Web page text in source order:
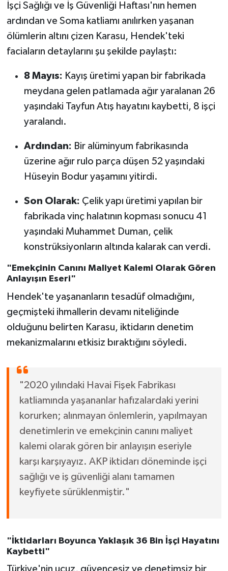
İşçi Sağlığı ve İş Güvenliği Haftası'nın hemen
ardından ve Soma katliamı anılırken yaşanan
ölümlerin altını çizen Karasu, Hendek'teki
faciaların detaylarını şu şekilde paylaştı:
8 Mayıs: Kayış üretimi yapan bir fabrikada
meydana gelen patlamada ağır yaralanan 26
yaşındaki Tayfun Atış hayatını kaybetti, 8 işçi
yaralandı.
Ardından: Bir alüminyum fabrikasında
üzerine ağır rulo parça düşen 52 yaşındaki
Hüseyin Bodur yaşamını yitirdi.
Son Olarak: Çelik yapı üretimi yapılan bir
fabrikada vinç halatının kopması sonucu 41
yaşındaki Muhammet Duman, çelik
konstrüksiyonların altında kalarak can verdi.
"Emekçinin Canını Maliyet Kalemi Olarak Gören
Anlayışın Eseri"
Hendek'te yaşananların tesadüf olmadığını,
geçmişteki ihmallerin devamı niteliğinde
olduğunu belirten Karasu, iktidarın denetim
mekanizmalarını etkisiz bıraktığını söyledi.
"2020 yılındaki Havai Fişek Fabrikası
katliamında yaşananlar hafızalardaki yerini
korurken; alınmayan önlemlerin, yapılmayan
denetimlerin ve emekçinin canını maliyet
kalemi olarak gören bir anlayışın eseriyle
karşı karşıyayız. AKP iktidarı döneminde işçi
sağlığı ve iş güvenliği alanı tamamen
keyfiyete sürüklenmiştir."
"İktidarları Boyunca Yaklaşık 36 Bin İşçi Hayatını
Kaybetti"